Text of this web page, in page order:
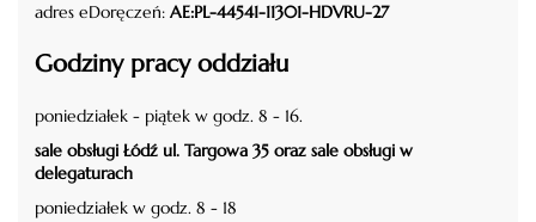
adres eDoręczeń: AE:PL-44541-11301-HDVRU-27
Godziny pracy oddziału
poniedziałek - piątek w godz. 8 - 16.
sale obsługi Łódź ul. Targowa 35 oraz sale obsługi w
delegaturach
poniedziałek w godz. 8 - 18